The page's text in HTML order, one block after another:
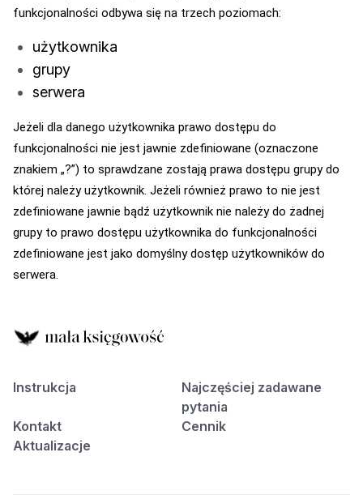
funkcjonalności odbywa się na trzech poziomach:
użytkownika
grupy
serwera
Jeżeli dla danego użytkownika prawo dostępu do
funkcjonalności nie jest jawnie zdefiniowane (oznaczone
znakiem „?”) to sprawdzane zostają prawa dostępu grupy do
której należy użytkownik. Jeżeli również prawo to nie jest
zdefiniowane jawnie bądź użytkownik nie należy do żadnej
grupy to prawo dostępu użytkownika do funkcjonalności
zdefiniowane jest jako domyślny dostęp użytkowników do
serwera.
Instrukcja
Najczęściej zadawane
pytania
Kontakt
Cennik
Aktualizacje